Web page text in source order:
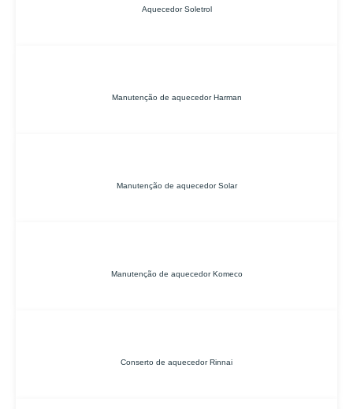
Aquecedor Soletrol
Manutenção de aquecedor Harman
Manutenção de aquecedor Solar
Manutenção de aquecedor Komeco
Conserto de aquecedor Rinnai